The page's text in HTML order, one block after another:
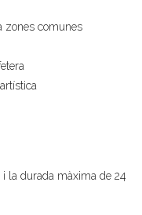
zones comunes
i la durada màxima de 24